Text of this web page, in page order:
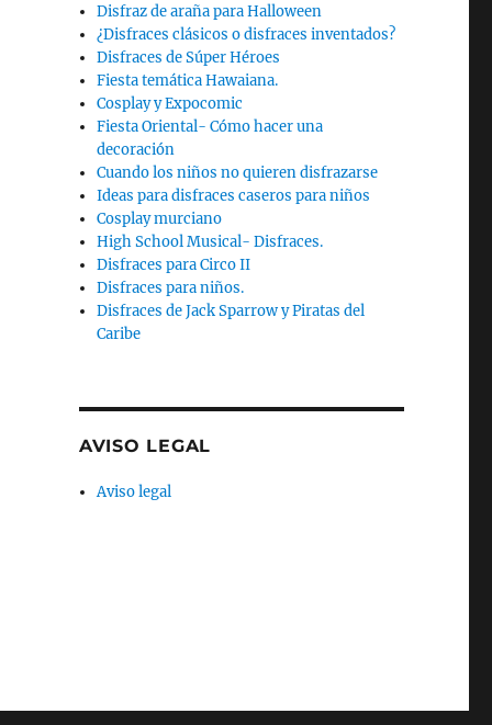
Disfraz de araña para Halloween
¿Disfraces clásicos o disfraces inventados?
Disfraces de Súper Héroes
Fiesta temática Hawaiana.
Cosplay y Expocomic
Fiesta Oriental- Cómo hacer una
decoración
Cuando los niños no quieren disfrazarse
Ideas para disfraces caseros para niños
Cosplay murciano
High School Musical- Disfraces.
Disfraces para Circo II
Disfraces para niños.
Disfraces de Jack Sparrow y Piratas del
Caribe
AVISO LEGAL
Aviso legal